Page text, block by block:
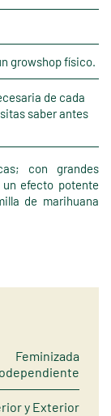
growshop físico.
de cada
saber antes
con grandes
efecto potente
de marihuana
Feminizada
y Exterior